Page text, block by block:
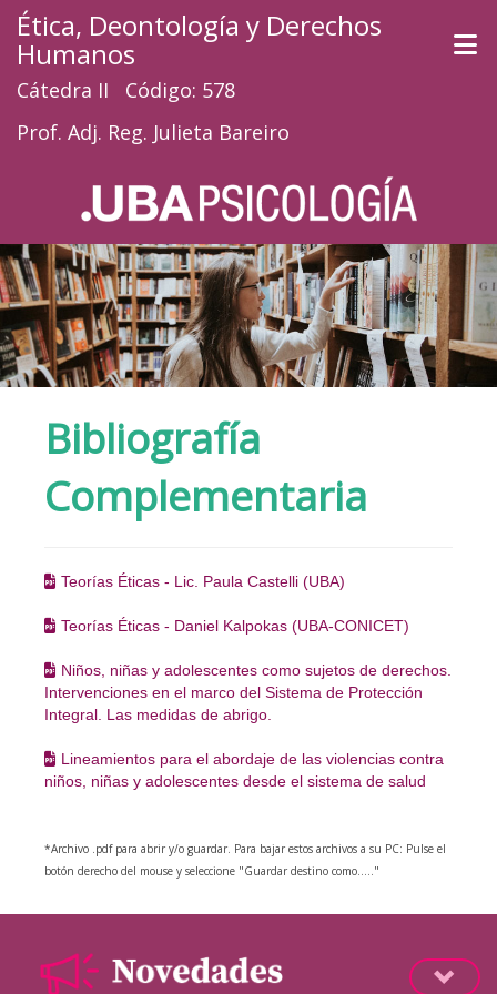
Ética, Deontología y Derechos
Humanos
Cátedra II Código: 578
Prof. Adj. Reg. Julieta Bareiro
Bibliografía
Complementaria
Teorías Éticas - Lic. Paula Castelli (UBA)
Teorías Éticas - Daniel Kalpokas (UBA-CONICET)
Niños, niñas y adolescentes como sujetos de derechos.
Intervenciones en el marco del Sistema de Protección
Integral. Las medidas de abrigo.
Lineamientos para el abordaje de las violencias contra
niños, niñas y adolescentes desde el sistema de salud
*Archivo .pdf para abrir y/o guardar. Para bajar estos archivos a su PC: Pulse el
botón derecho del mouse y seleccione "Guardar destino como....."